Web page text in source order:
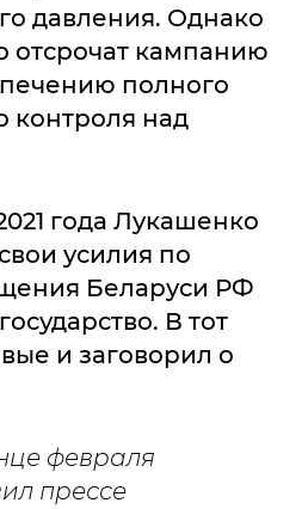
давления. Однако
отсрочат кампанию
полного
контроля над
года Лукашенко
усилия по
Беларуси РФ
В тот
и заговорил о
февраля
прессе